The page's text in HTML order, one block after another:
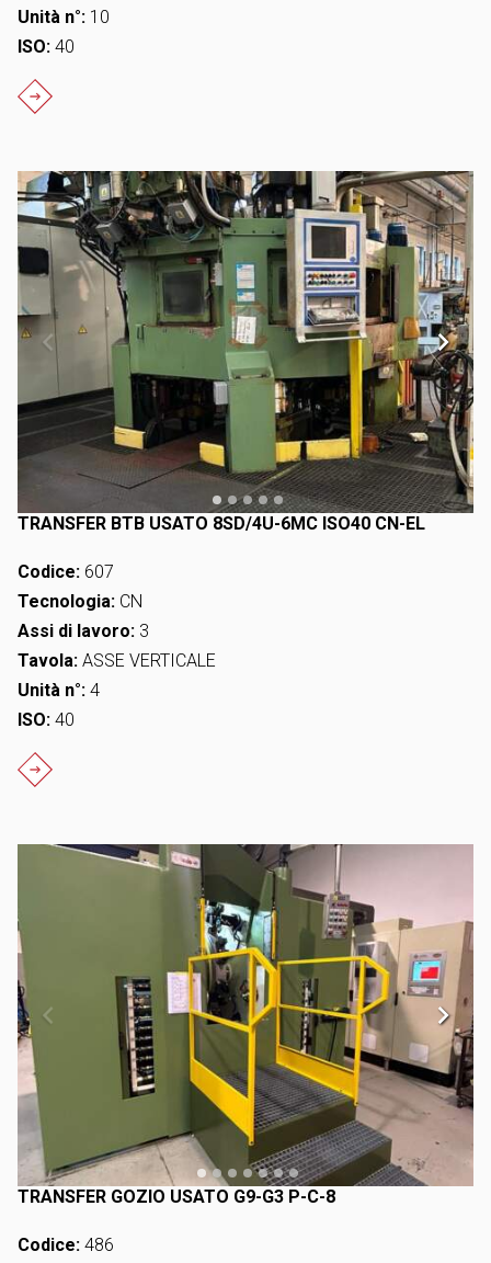
Unità n°: 10
ISO: 40
TRANSFER BTB USATO 8SD/4U-6MC ISO40 CN-EL
Codice: 607
Tecnologia: CN
Assi di lavoro: 3
Tavola: ASSE VERTICALE
Unità n°: 4
ISO: 40
TRANSFER GOZIO USATO G9-G3 P-C-8
Codice: 486